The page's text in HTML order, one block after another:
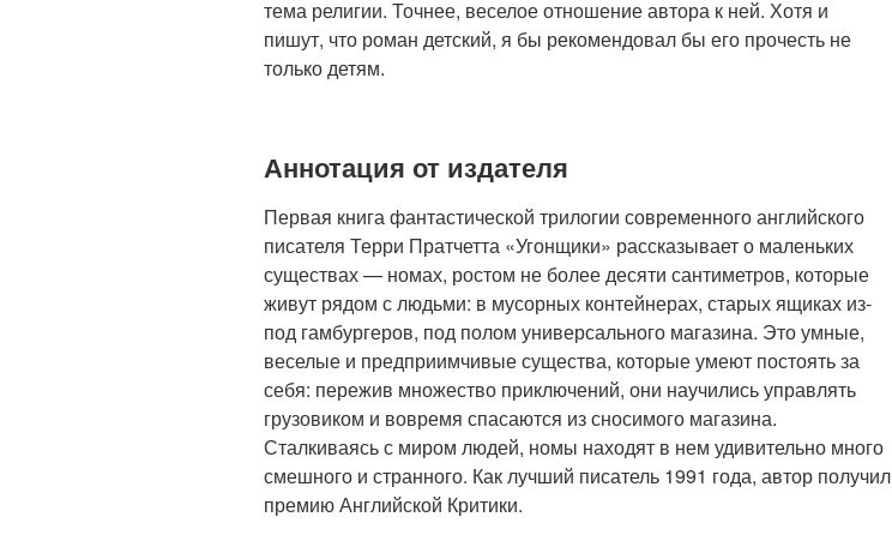
тема религии. Точнее, веселое отношение автора к ней. Хотя и
пишут, что роман детский, я бы рекомендовал бы его прочесть не
только детям.
Аннотация от издателя
Первая книга фантастической трилогии современного английского
писателя Терри Пратчетта «Угонщики» рассказывает о маленьких
существах — номах, ростом не более десяти сантиметров, которые
живут рядом с людьми: в мусорных контейнерах, старых ящиках из-
под гамбургеров, под полом универсального магазина. Это умные,
веселые и предприимчивые существа, которые умеют постоять за
себя: пережив множество приключений, они научились управлять
грузовиком и вовремя спасаются из сносимого магазина.
Сталкиваясь с миром людей, номы находят в нем удивительно много
смешного и странного. Как лучший писатель 1991 года, автор получил
премию Английской Критики.